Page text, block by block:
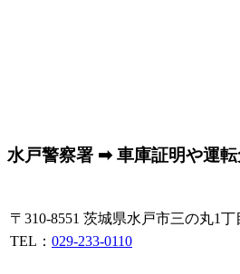
水戸警察署 ➡ 車庫証明や運
〒310-8551 茨城県水戸市三の丸1丁
TEL： 029-233-0110